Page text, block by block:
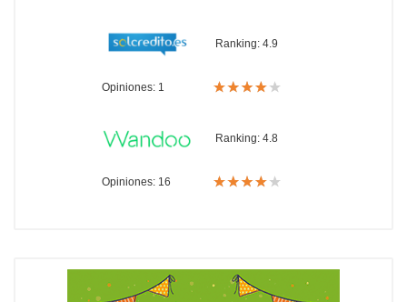
Ranking: 4.9
Opiniones: 1
Ranking: 4.8
Opiniones: 16